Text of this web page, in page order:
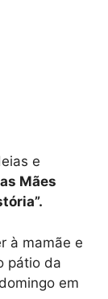
e
Mães
à mamãe e
pátio da
em